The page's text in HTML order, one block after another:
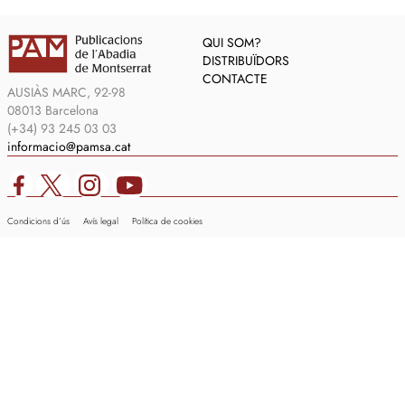
AUSIÀS MARC, 92-98
08013 Barcelona
(+34) 93 245 03 03
informacio@pamsa.cat
QUI SOM?
DISTRIBUÏDORS
CONTACTE
Condicions d’ús Avís legal Política de cookies